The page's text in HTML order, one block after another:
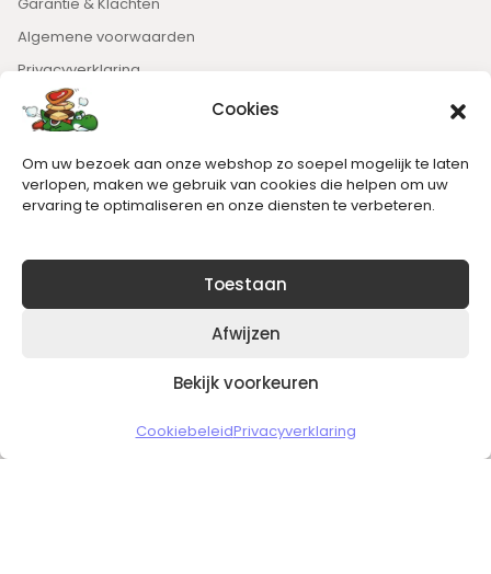
Cookies
Om uw bezoek aan onze webshop zo soepel mogelijk te laten
verlopen, maken we gebruik van cookies die helpen om uw
ervaring te optimaliseren en onze diensten te verbeteren.
Toestaan
Afwijzen
Bekijk voorkeuren
CookiebeleidPrivacyverklaring
Algemene voorwaarden
Privacyverklaring
Nieuwsbrief
Blijft op de hoogte van het laatste nieuws.